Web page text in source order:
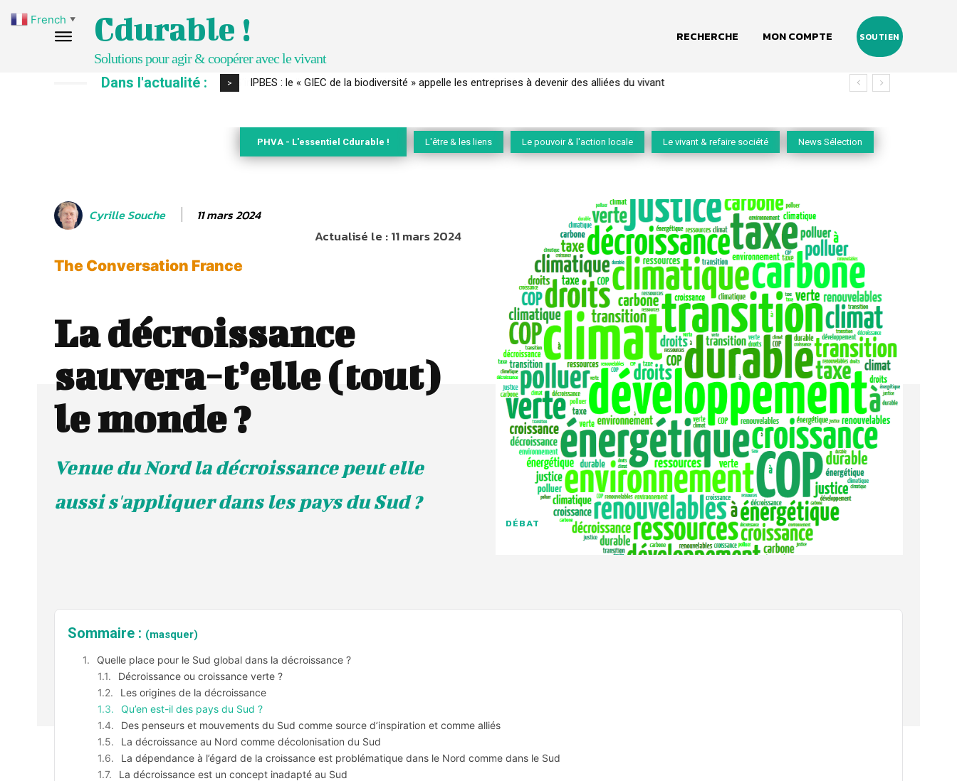
Cdurable !
Solutions pour agir & coopérer avec le vivant
RECHERCHE MON COMPTE SOUTIEN
Dans l'actualité : > IPBES : le « GIEC de la biodiversité » appelle les entreprises à devenir des alliées du vivant
PHVA - L'essentiel Cdurable ! L'être & les liens Le pouvoir & l'action locale Le vivant & refaire société News Sélection
Cyrille Souche 11 mars 2024
Actualisé le :11 mars 2024
The Conversation France
La décroissance
sauvera-t’elle (tout)
le monde ?
Venue du Nord la décroissance peut elle
aussi s'appliquer dans les pays du Sud ?
DÉBAT
Sommaire : (masquer)
Quelle place pour le Sud global dans la décroissance ?
Décroissance ou croissance verte ?
Les origines de la décroissance
Qu’en est-il des pays du Sud ?
Des penseurs et mouvements du Sud comme source d’inspiration et comme alliés
La décroissance au Nord comme décolonisation du Sud
La dépendance à l’égard de la croissance est problématique dans le Nord comme dans le Sud
La décroissance est un concept inadapté au Sud
French ▼